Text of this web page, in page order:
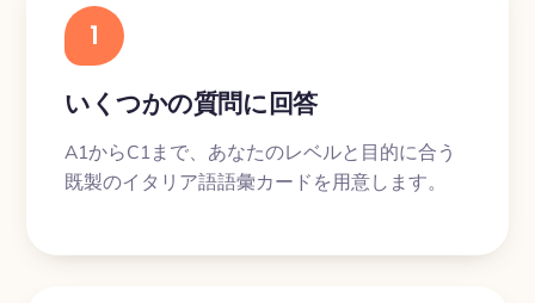
1
いくつかの質問に回答
A1からC1まで、あなたのレベルと目的に合う
既製のイタリア語語彙カードを用意します。